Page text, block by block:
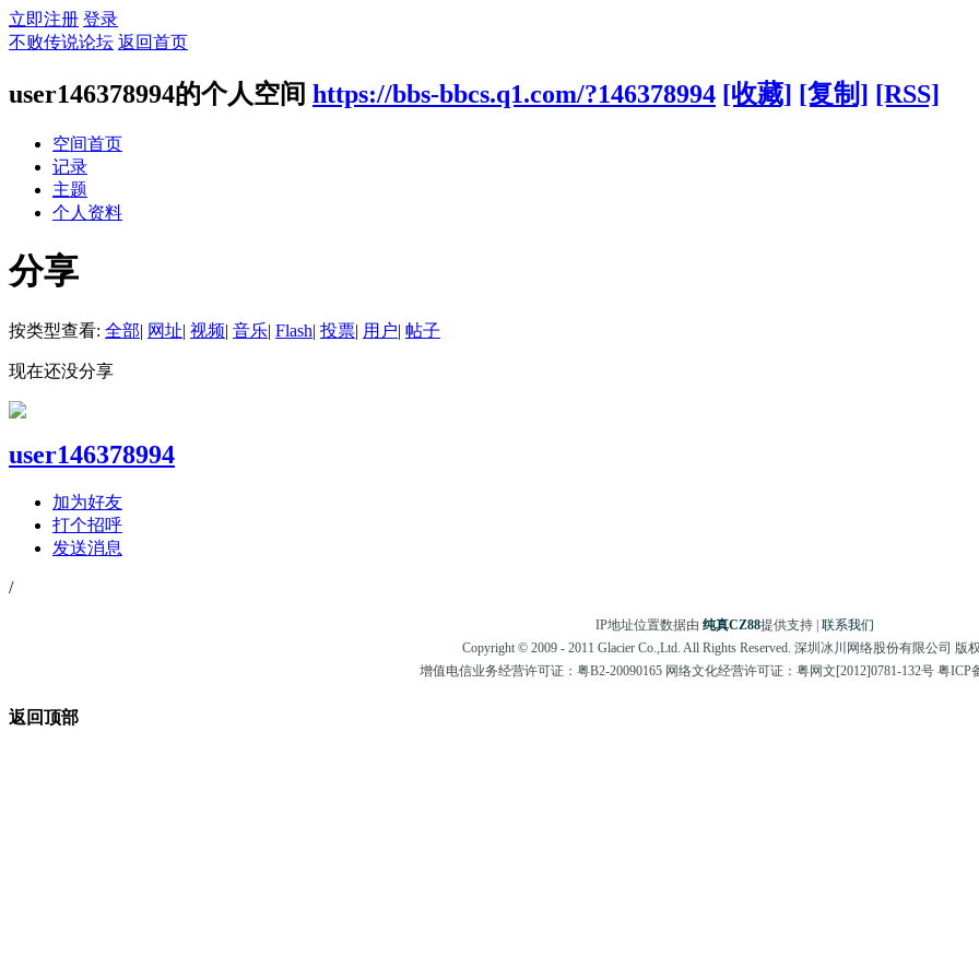
立即注册 登录
不败传说论坛 返回首页
user146378994的个人空间 https://bbs-bbcs.q1.com/?146378994 [收藏] [复制] [RSS]
空间首页
记录
主题
个人资料
分享
按类型查看: 全部| 网址| 视频| 音乐| Flash| 投票| 用户| 帖子
现在还没分享
user146378994
加为好友
打个招呼
发送消息
/
IP地址位置数据由 纯真CZ88提供支持 | 联系我们
Copyright © 2009 - 2011 Glacier Co.,Ltd. All Rights Reserved. 深圳冰川网络股份有限公司 版
增值电信业务经营许可证：粤B2-20090165 网络文化经营许可证：粤网文[2012]0781-132号 粤ICP
返回顶部